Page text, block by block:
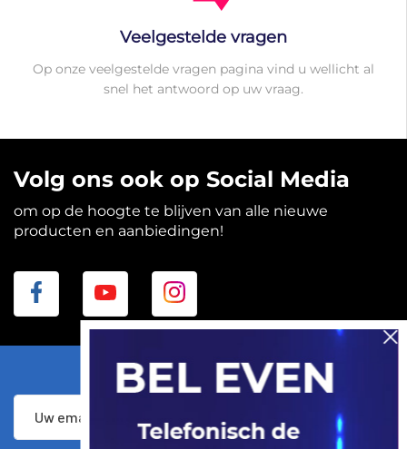
Veelgestelde vragen
Op onze veelgestelde vragen pagina vind u wellicht al
snel het antwoord op uw vraag.
Volg ons ook op Social Media
om op de hoogte te blijven van alle nieuwe
producten en aanbiedingen!
Abonneer
op
Inschrijven